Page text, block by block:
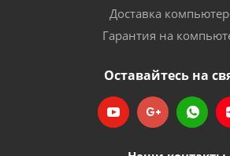
Доставка
Гарантия на
Оставайтесь на